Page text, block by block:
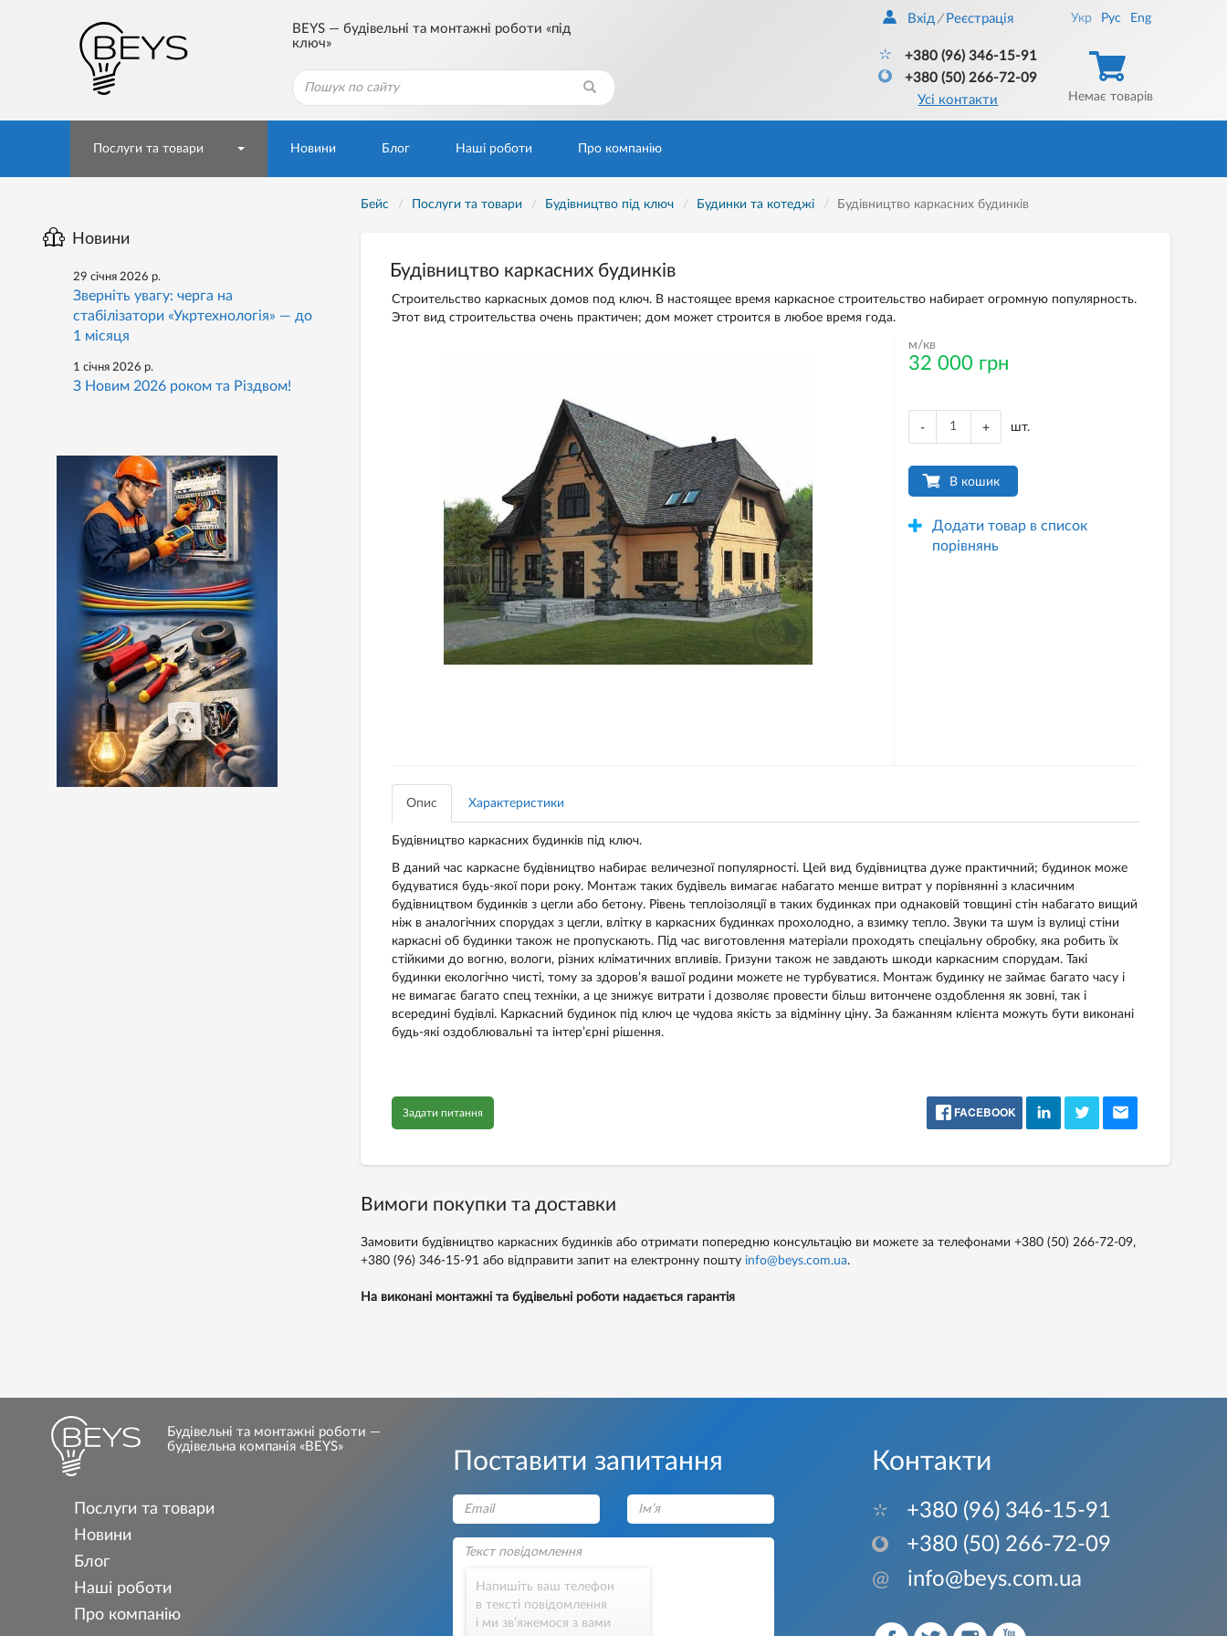
BEYS — будівельні та монтажні роботи «під
ключ»
Вхід / Реєстрація
+380 (96) 346-15-91
+380 (50) 266-72-09
Усі контакти
Укр Рус Eng
Немає товарів
Послуги та товари Новини Блог Наші роботи Про компанію
Бейс Послуги та товари Будівництво під ключ Будинки та котеджі Будівництво каркасних будинків
Будівництво каркасних будинків
Строительство каркасных домов под ключ. В настоящее время каркасное строительство набирает огромную популярность.
Этот вид строительства очень практичен; дом может строится в любое время года.
м/кв
32 000 грн
- + шт.
В кошик
Додати товар в список
порівнянь
Опис Характеристики
Будівництво каркасних будинків під ключ.
В даний час каркасне будівництво набирає величезної популярності. Цей вид будівництва дуже практичний; будинок може
будуватися будь-якої пори року. Монтаж таких будівель вимагає набагато менше витрат у порівнянні з класичним
будівництвом будинків з цегли або бетону. Рівень теплоізоляції в таких будинках при однаковій товщині стін набагато вищий
ніж в аналогічних спорудах з цегли, влітку в каркасних будинках прохолодно, а взимку тепло. Звуки та шум із вулиці стіни
каркасні об будинки також не пропускають. Під час виготовлення матеріали проходять спеціальну обробку, яка робить їх
стійкими до вогню, вологи, різних кліматичних впливів. Гризуни також не завдають шкоди каркасним спорудам. Такі
будинки екологічно чисті, тому за здоров’я вашої родини можете не турбуватися. Монтаж будинку не займає багато часу і
не вимагає багато спец техніки, а це знижує витрати і дозволяє провести більш витончене оздоблення як зовні, так і
всередині будівлі. Каркасний будинок під ключ це чудова якість за відмінну ціну. За бажанням клієнта можуть бути виконані
будь-які оздоблювальні та інтер’єрні рішення.
Задати питання FACEBOOK
Вимоги покупки та доставки
Замовити будівництво каркасних будинків або отримати попередню консультацію ви можете за телефонами +380 (50) 266-72-09,
+380 (96) 346-15-91або відправити запит на електронну пошту info@beys.com.ua.
На виконані монтажні та будівельні роботи надається гарантія
Новини
29 січня 2026 р.
Зверніть увагу: черга на
стабілізатори «Укртехнологія» — до
1 місяця
1 січня 2026 р.
З Новим 2026 роком та Різдвом!
Будівельні та монтажні роботи —
будівельна компанія «BEYS»
Послуги та товари
Новини
Блог
Наші роботи
Про компанію
Поставити запитання
Напишіть ваш телефон
в тексті повідомлення
і ми зв’яжемося з вами
Контакти
+380 (96) 346-15-91
+380 (50) 266-72-09
@ info@beys.com.ua